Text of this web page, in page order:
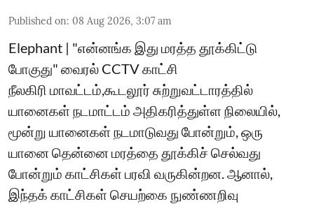
Published on: 08 Aug 2026, 3:07 am
Elephant | "என்னங்க இது மரத்த தூக்கிட்டு
போகுது" வைரல் CCTV காட்சி
நீலகிரி மாவட்டம்,கூடலூர் சுற்றுவட்டாரத்தில்
யானைகள் நடமாட்டம் அதிகரித்துள்ள நிலையில்,
மூன்று யானைகள் நடமாடுவது போன்றும், ஒரு
யானை தென்னை மரத்தை தூக்கிச் செல்வது
போன்றும் காட்சிகள் பரவி வருகின்றன. ஆனால்,
இந்தக் காட்சிகள் செயற்கை நுண்ணறிவு